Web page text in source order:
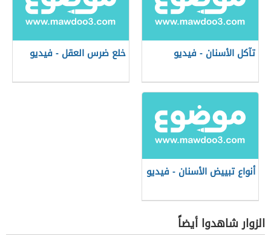
تآكل الأسنان - فيديو خلع ضرس العقل - فيديو
أنواع تبييض الأسنان - فيديو
الزوار شاهدوا أيضاً